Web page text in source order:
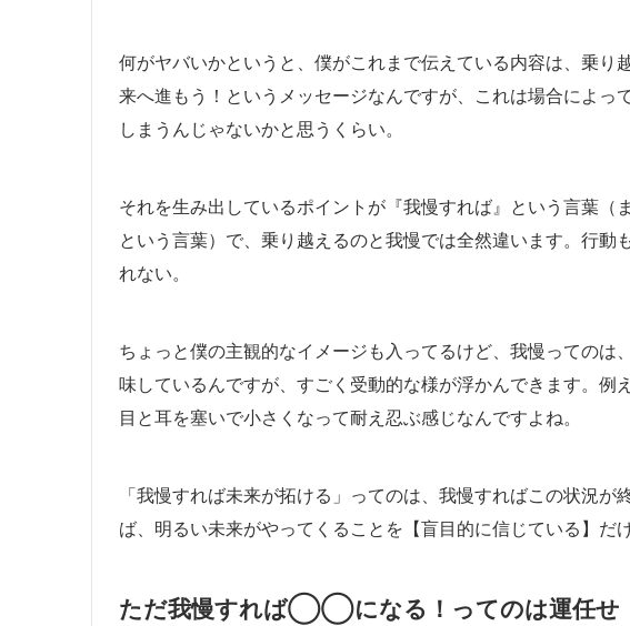
何がヤバいかというと、僕がこれまで伝えている内容は、乗り
来へ進もう！というメッセージなんですが、これは場合によっ
しまうんじゃないかと思うくらい。
それを生み出しているポイントが『我慢すれば』という言葉（
という言葉）で、乗り越えるのと我慢では全然違います。行動
れない。
ちょっと僕の主観的なイメージも入ってるけど、我慢ってのは
味しているんですが、すごく受動的な様が浮かんできます。例
目と耳を塞いで小さくなって耐え忍ぶ感じなんですよね。
「我慢すれば未来が拓ける」ってのは、我慢すればこの状況
ば、明るい未来がやってくることを【盲目的に信じている】だ
ただ我慢すれば◯◯になる！ってのは運任せ